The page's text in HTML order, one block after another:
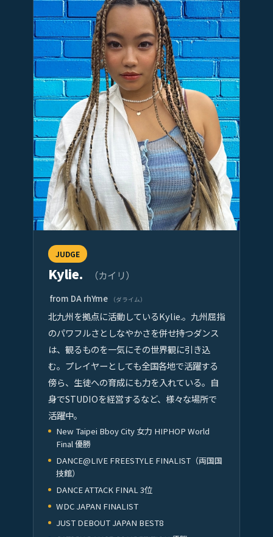
JUDGE
Kylie. （カイリ）
from DA rhYme （ダライム）
北九州を拠点に活動しているKylie.。九州屈指
のパワフルさとしなやかさを併せ持つダンス
は、観るものを一気にその世界観に引き込
む。プレイヤーとしても全国各地で活躍する
傍ら、生徒への育成にも力を入れている。自
身でSTUDIOを経営するなど、様々な場所で
活躍中。
New Taipei Bboy City 女力 HIPHOP World
Final 優勝
DANCE@LIVE FREESTYLE FINALIST（両国国
技館）
DANCE ATTACK FINAL 3位
WDC JAPAN FINALIST
JUST DEBOUT JAPAN BEST8